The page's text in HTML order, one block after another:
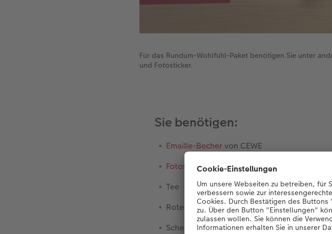
Für das Rundum-Wohlfühl-Paket benötigen Sie unter
und Fotosticker.
Sie benötigen:
Emaille-Bechervon CEWE
Fotosticker im 16er-Set
Tee
Roter Karton
Schere